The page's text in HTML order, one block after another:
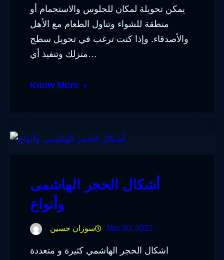
يمكن تحويلة لمكان للجلوس والاستجمام أو
منطقة للشواء وتناول الطعام مع الأهل
والأصدقاء. وإذا كنت ترغب في تحويل سطح
منزلك وتنفيذ أي…
Know More
أشكال الحجر الهاشمى
وأنواع
سوزان حسين Mar 30, 2022
اشكال الحجر الهاشمي كثيرة و متعددة